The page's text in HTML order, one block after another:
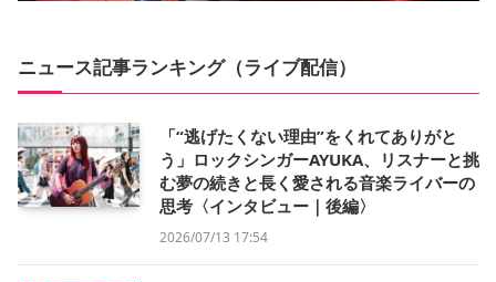
ニュース記事ランキング（ライブ配信）
「“逃げたくない理由”をくれてありがと
う」ロックシンガーAYUKA、リスナーと挑
む夢の続きと長く愛される音楽ライバーの
思考〈インタビュー｜後編〉
2026/07/13 17:54